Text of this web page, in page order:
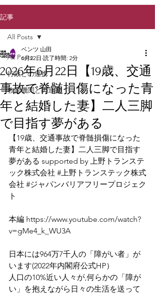
記事
All Posts
行政との連携
教育機関との連携
All Posts
2026年6月22日【19歳、交通
事故で脊髄損傷になった青
年と結婚した妻】二人三脚
で目指す夢がある
ベンツ 山田
6月22日 読了時間: 2分
【19歳、交通事故で脊髄損傷になった
青年と結婚した妻】二人三脚で目指す
夢がある supported by 上野トランステ
ック株式会社 #上野トランステック株式
会社 #ジャパンバリアフリープロジェク
ト
本編 https://www.youtube.com/watch?
v=gMe4_k_WU3A
日本には964万7千人の「障がい者」が
います(2022年内閣府公式HP）
人口の10%近い人々が,何らかの「障が
い」を抱えながら日々の生活を送って